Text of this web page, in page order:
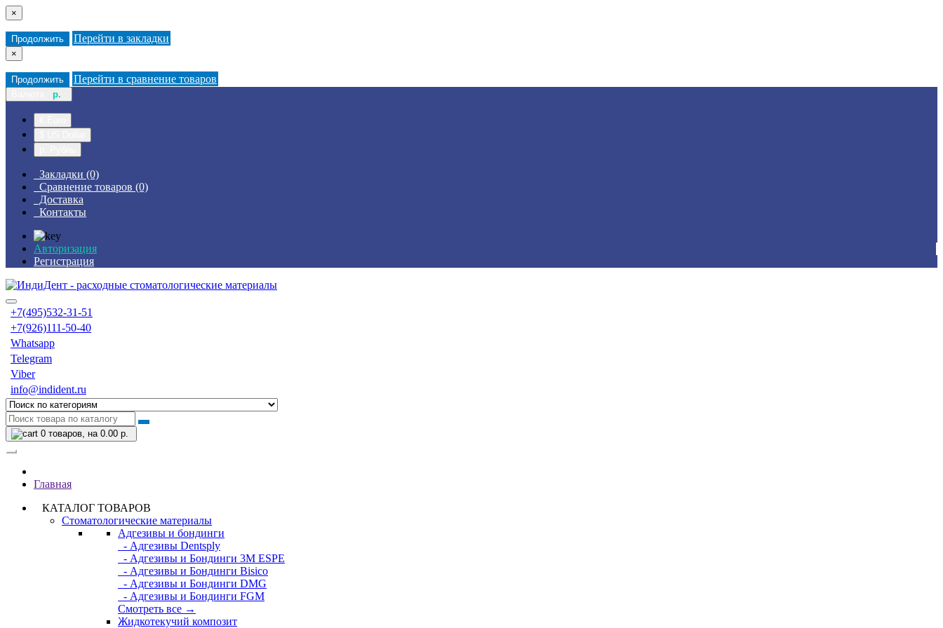
×
Продолжить Перейти в закладки
×
Продолжить Перейти в сравнение товаров
р.
Закладки (0)
Сравнение товаров (0)
Доставка
Контакты
Авторизация
Регистрация
+7(495)532-31-51
+7(926)111-50-40
Whatsapp
Telegram
Viber
info@indident.ru
0 товаров, на 0.00 р.
Главная
КАТАЛОГ ТОВАРОВ
Стоматологические материалы
Адгезивы и бондинги
- Адгезивы Dentsply
- Адгезивы и Бондинги 3M ESPE
- Адгезивы и Бондинги Bisico
- Адгезивы и Бондинги DMG
- Адгезивы и Бондинги FGM
Смотреть все →
Жидкотекучий композит